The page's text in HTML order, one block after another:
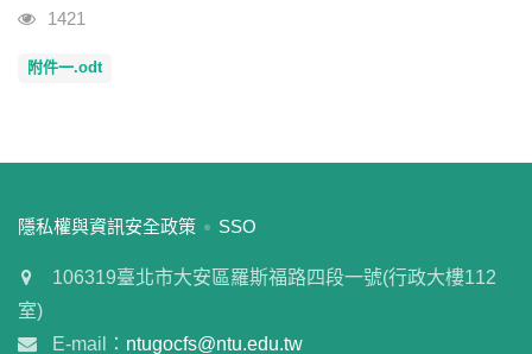
瀏覽人次
1421
附件一.odt
:::
隱私權與資訊安全政策 SSO
106319臺北市大安區羅斯福路四段一號(行政大樓112
室)
E-mail： ntugocfs@ntu.edu.tw